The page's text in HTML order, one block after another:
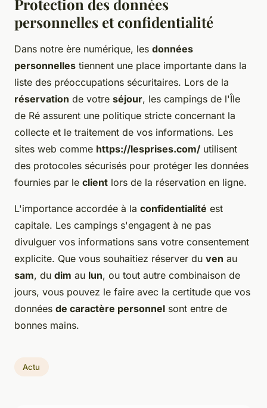
Protection des données
personnelles et confidentialité
Dans notre ère numérique, les données
personnelles tiennent une place importante dans la
liste des préoccupations sécuritaires. Lors de la
réservation de votre séjour, les campings de l'Île
de Ré assurent une politique stricte concernant la
collecte et le traitement de vos informations. Les
sites web comme https://lesprises.com/ utilisent
des protocoles sécurisés pour protéger les données
fournies par le client lors de la réservation en ligne.
L'importance accordée à la confidentialité est
capitale. Les campings s'engagent à ne pas
divulguer vos informations sans votre consentement
explicite. Que vous souhaitiez réserver du ven au
sam, du dim au lun, ou tout autre combinaison de
jours, vous pouvez le faire avec la certitude que vos
données de caractère personnel sont entre de
bonnes mains.
Actu